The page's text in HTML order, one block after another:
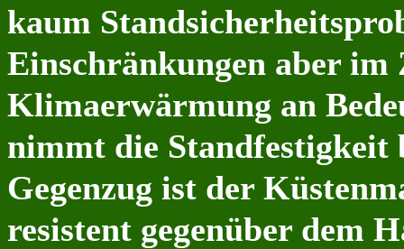
kaum
Einschränkungen aber im
Klimaerwärmung an
nimmt die
Gegenzug ist der
resistent gegenüber dem